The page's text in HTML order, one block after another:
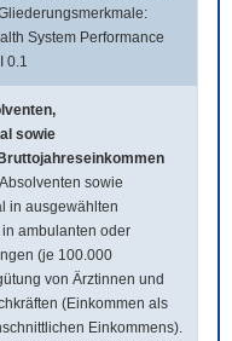
System Performance
0.1
sowie
sowie
in ausgewählten
ambulanten oder
(je 100.000
von Ärztinnen und
(Einkommen als
Einkommens).